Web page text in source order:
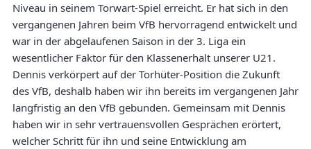
Niveau in seinem Torwart-Spiel erreicht. Er hat sich in den
vergangenen Jahren beim VfB hervorragend entwickelt und
war in der abgelaufenen Saison in der 3. Liga ein
wesentlicher Faktor für den Klassenerhalt unserer U21.
Dennis verkörpert auf der Torhüter-Position die Zukunft
des VfB, deshalb haben wir ihn bereits im vergangenen Jahr
langfristig an den VfB gebunden. Gemeinsam mit Dennis
haben wir in sehr vertrauensvollen Gesprächen erörtert,
welcher Schritt für ihn und seine Entwicklung am